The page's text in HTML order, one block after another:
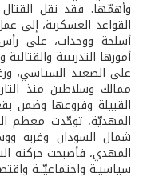
وأهمّها. فقد نقل
القواعد العسكرية،
أسلحة ووحدات، على
أمورها التدريبية
على الصعيد السياسي،
ممالك وسلاطين منذ
القبيلة وفروعها وضمن
المهديّة، توحّدت معظم
شمال السودان وغربه
المهدي، فأصبحت حركته
سياسيـة واجتماعيّــة